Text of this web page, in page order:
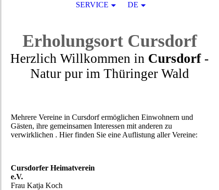
ErholungsortCursdorf
Herzlich Willkommen in Cursdorf-
Natur purim Thüringer Wald
Mehrere Vereine in Cursdorf ermöglichen Einwohnern und
Gästen, ihre gemeinsamen Interessen mit anderen zu
verwirklichen . Hier finden Sie eine Auflistung aller Vereine:
Cursdorfer Heimatverein
e.V.
Frau Katja Koch
SERVICE DE